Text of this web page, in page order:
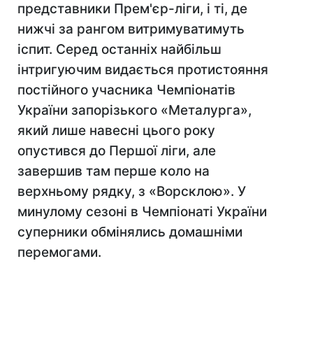
представники Прем'єр-ліги, і ті, де
нижчі за рангом витримуватимуть
іспит. Серед останніх найбільш
інтригуючим видається протистояння
постійного учасника Чемпіонатів
України запорізького «Металурга»,
який лише навесні цього року
опустився до Першої ліги, але
завершив там перше коло на
верхньому рядку, з «Ворсклою». У
минулому сезоні в Чемпіонаті України
суперники обмінялись домашніми
перемогами.